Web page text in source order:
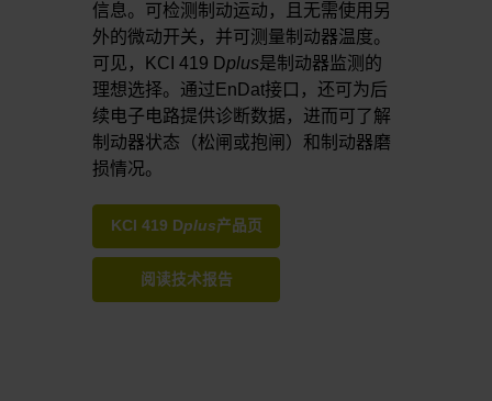
信息。可检测制动运动，且无需使用另
外的微动开关，并可测量制动器温度。
可见，KCI 419 Dplus是制动器监测的
理想选择。通过EnDat接口，还可为后
续电子电路提供诊断数据，进而可了解
制动器状态（松闸或抱闸）和制动器磨
损情况。
KCI 419 Dplus产品页
阅读技术报告